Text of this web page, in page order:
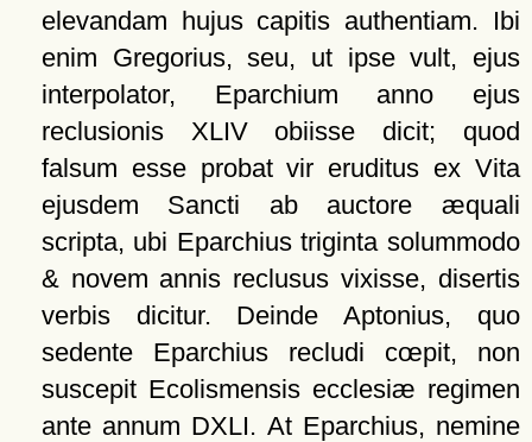
elevandam hujus capitis authentiam. Ibi
enim Gregorius, seu, ut ipse vult, ejus
interpolator, Eparchium anno ejus
reclusionis XLIV obiisse dicit; quod
falsum esse probat vir eruditus ex Vita
ejusdem Sancti ab auctore æquali
scripta, ubi Eparchius triginta solummodo
& novem annis reclusus vixisse, disertis
verbis dicitur. Deinde Aptonius, quo
sedente Eparchius recludi cœpit, non
suscepit Ecolismensis ecclesiæ regimen
ante annum DXLI. At Eparchius, nemine